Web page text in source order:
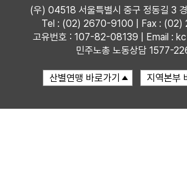
(우) 04518 서울특별시 중구 정동길 3
Tel : (02) 2670-9100 | Fax : (02)
고유번호 : 107-82-08139 | Email :
민주노총 노동상담 1577-